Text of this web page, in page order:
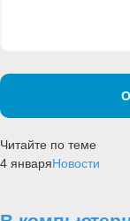
Читайте по теме
4 январяНовости